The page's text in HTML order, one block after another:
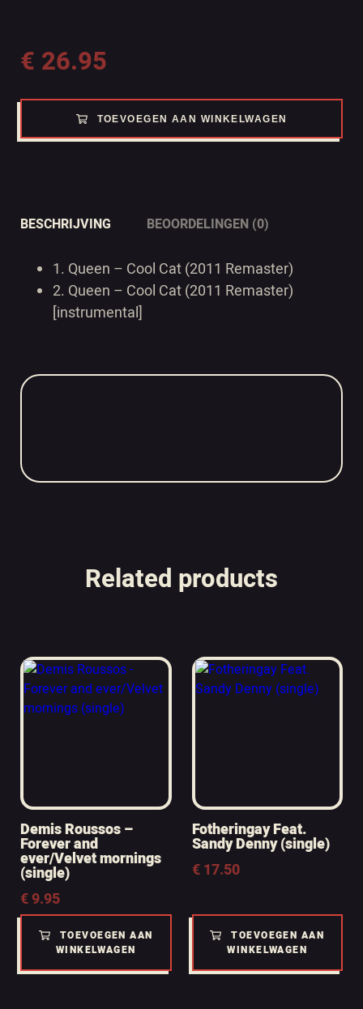
€ 26.95
TOEVOEGEN AAN WINKELWAGEN
BESCHRIJVING BEOORDELINGEN (0)
1. Queen – Cool Cat (2011 Remaster)
2. Queen – Cool Cat (2011 Remaster)
[instrumental]
Related products
Demis Roussos –
Forever and
ever/Velvet mornings
(single)
€9.95
TOEVOEGEN AAN
WINKELWAGEN
Fotheringay Feat.
Sandy Denny (single)
€17.50
TOEVOEGEN AAN
WINKELWAGEN